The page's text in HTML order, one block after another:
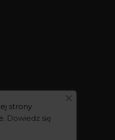
strony
Dowiedz się